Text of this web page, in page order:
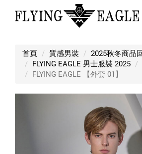
首頁 質感男裝
2025秋冬商品
FLYING EAGLE 男士服裝 2025
FLYING EAGLE 【外套 01】